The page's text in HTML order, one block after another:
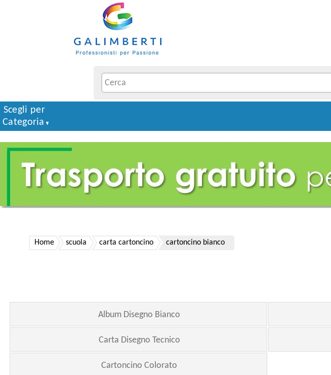
Scegli per
Categoria
Home scuola carta cartoncino cartoncino bianco
Album Disegno Bianco
Carta Disegno Tecnico
Cartoncino Colorato